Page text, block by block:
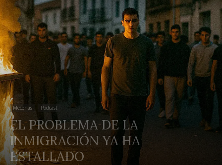
Mecenas Podcast
EL PROBLEMA DE LA
INMIGRACIÓN YA HA
ESTALLADO